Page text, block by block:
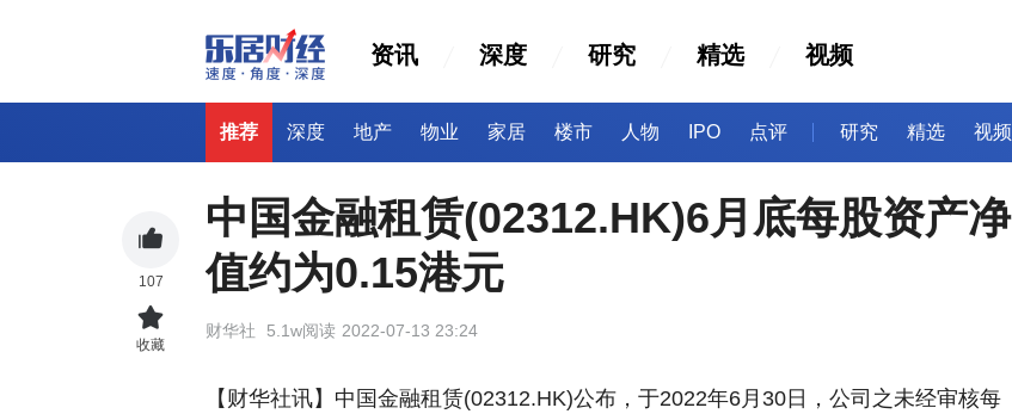
资讯 深度 研究 精选 视频
推荐 深度 地产 物业 家居 楼市 人物 IPO 点评 研究 精选 视频
中国金融租赁(02312.HK)6月底每股资产净
值约为0.15港元
财华社 5.1w阅读 2022-07-13 23:24
【财华社讯】中国金融租赁(02312.HK)公布，于2022年6月30日，公司之未经审核每
107
收藏